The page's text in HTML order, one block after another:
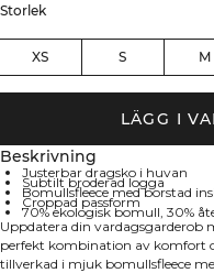
Storlek
XS S M
LÄGG I
Beskrivning
Justerbar dragsko i huvan
Subtilt broderad logga
Bomullsfleece med borstad
Croppad passform
70% ekologisk bomull, 30%
Uppdatera din vardagsgarderob
perfekt kombination av komfort
tillverkad i mjuk bomullsfleece